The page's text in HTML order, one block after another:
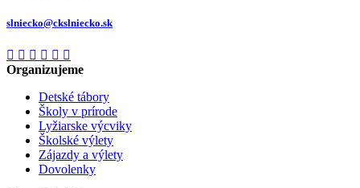
slniecko@ckslniecko.sk
Organizujeme
Detské tábory
Školy v prírode
Lyžiarske výcviky
Školské výlety
Zájazdy a výlety
Dovolenky